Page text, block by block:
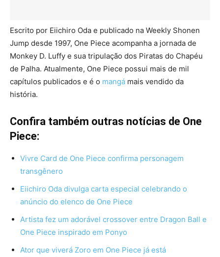
Escrito por Eiichiro Oda e publicado na Weekly Shonen
Jump desde 1997, One Piece acompanha a jornada de
Monkey D. Luffy e sua tripulação dos Piratas do Chapéu
de Palha. Atualmente, One Piece possui mais de mil
capítulos publicados e é o mangá mais vendido da
história.
Confira também outras notícias de One
Piece:
Vivre Card de One Piece confirma personagem
transgênero
Eiichiro Oda divulga carta especial celebrando o
anúncio do elenco de One Piece
Artista fez um adorável crossover entre Dragon Ball e
One Piece inspirado em Ponyo
Ator que viverá Zoro em One Piece já está